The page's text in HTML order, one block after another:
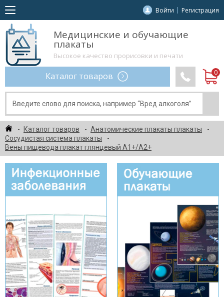
Войти Регистрация
Медицинские и обучающие
плакаты
Высокое качество прорисовки и печати
Каталог товаров
Каталог товаров
Анатомические плакаты плакаты
Сосудистая система плакаты
Вены пищевода плакат глянцевый А1+/А2+